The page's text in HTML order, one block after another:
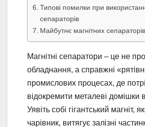
Типові помилки при
сепараторів
Майбутнє магнітних сепараторів
Магнітні сепаратори – це не
обладнання, а справжні
промислових процесах, де
відокремити металеві домішки
Уявіть собі гігантський магніт,
чарівник, витягує залізні